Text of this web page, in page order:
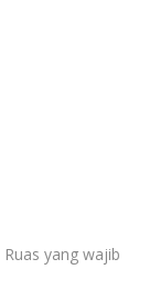
Ruas yang wajib